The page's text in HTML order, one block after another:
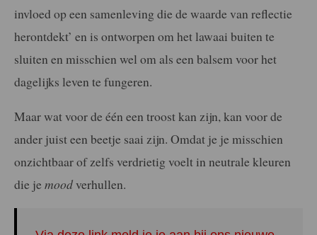
invloed op een samenleving die de waarde van reflectie
herontdekt’ en is ontworpen om het lawaai buiten te
sluiten en misschien wel om als een balsem voor het
dagelijks leven te fungeren.
Maar wat voor de één een troost kan zijn, kan voor de
ander juist een beetje saai zijn. Omdat je je misschien
onzichtbaar of zelfs verdrietig voelt in neutrale kleuren
die je moodverhullen.